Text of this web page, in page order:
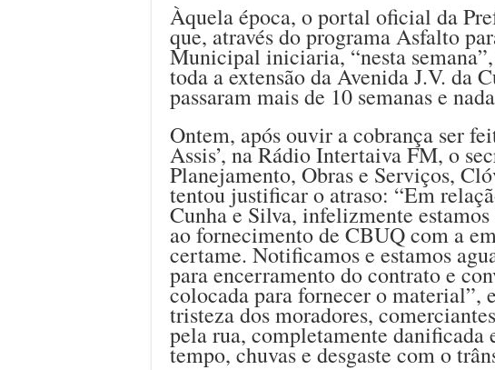
Àquela época, o portal oficial da
que, através do programa Asfalto
Municipal iniciaria, “nesta
toda a extensão da Avenida J.V. da
passaram mais de 10 semanas e
Ontem, após ouvir a cobrança ser
Assis’, na Rádio Intertaiva FM, o
Planejamento, Obras e Serviços,
tentou justificar o atraso: “Em
Cunha e Silva, infelizmente
ao fornecimento de CBUQ com a
certame. Notificamos e estamos
para encerramento do contrato e
colocada para fornecer o material”,
tristeza dos moradores,
pela rua, completamente danificada
tempo, chuvas e desgaste com o